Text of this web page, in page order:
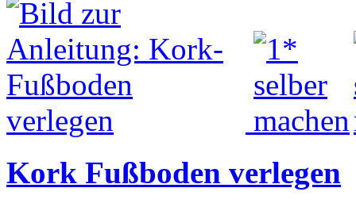
Kork Fußboden verlegen